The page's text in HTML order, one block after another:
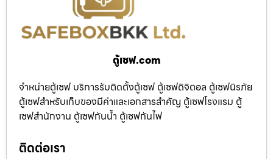
ตู้เซฟ.com
จำหน่ายตู้เซฟ บริการรับติดตั้งตู้เซฟ ตู้เซฟดิจิตอล ตู้เซฟนิรภัย
ตู้เซฟสำหรับเก็บของมีค่าและเอกสารสำคัญ ตู้เซฟโรงแรม ตู้
เซฟสำนักงาน ตู้เซฟกันน้ำ ตู้เซฟกันไฟ
ติดต่อเรา